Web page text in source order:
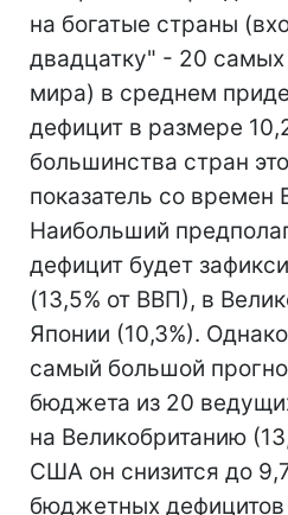
на богатые страны
двадцатку" - 20
мира) в среднем
дефицит в размере
большинства стран
показатель со времен
Наибольший
дефицит будет
(13,5% от ВВП), в
Японии (10,3%).
самый большой
бюджета из 20
на Великобританию
США он снизится до
бюджетных